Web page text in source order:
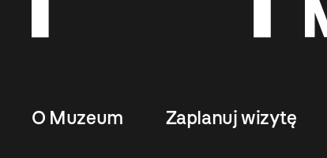
O Muzeum Zaplanuj wizytę